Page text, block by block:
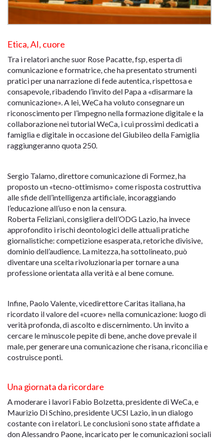
Etica, AI, cuore
Tra i relatori anche suor Rose Pacatte, fsp, esperta di
comunicazione e formatrice, che ha presentato strumenti
pratici per una narrazione di fede autentica, rispettosa e
consapevole, ribadendo l’invito del Papa a «disarmare la
comunicazione». A lei, WeCa ha voluto consegnare un
riconoscimento per l’impegno nella formazione digitale e la
collaborazione nei tutorial WeCa, i cui prossimi dedicati a
famiglia e digitale in occasione del Giubileo della Famiglia
raggiungeranno quota 250.
Sergio Talamo, direttore comunicazione di Formez, ha
proposto un «tecno-ottimismo» come risposta costruttiva
alle sfide dell’intelligenza artificiale, incoraggiando
l’educazione all’uso e non la censura.
Roberta Feliziani, consigliera dell’ODG Lazio, ha invece
approfondito i rischi deontologici delle attuali pratiche
giornalistiche: competizione esasperata, retoriche divisive,
dominio dell’audience. La mitezza, ha sottolineato, può
diventare una scelta rivoluzionaria per tornare a una
professione orientata alla verità e al bene comune.
Infine, Paolo Valente, vicedirettore Caritas italiana, ha
ricordato il valore del «cuore» nella comunicazione: luogo di
verità profonda, di ascolto e discernimento. Un invito a
cercare le minuscole pepite di bene, anche dove prevale il
male, per generare una comunicazione che risana, riconcilia e
costruisce ponti.
Una giornata da ricordare
A moderare i lavori Fabio Bolzetta, presidente di WeCa, e
Maurizio Di Schino, presidente UCSI Lazio, in un dialogo
costante con i relatori. Le conclusioni sono state affidate a
don Alessandro Paone, incaricato per le comunicazioni sociali